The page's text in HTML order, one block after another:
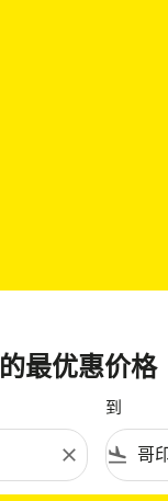
最优惠价格
close
到
flight_land